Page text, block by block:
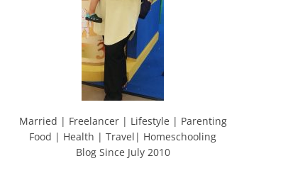
Married | Freelancer | Lifestyle | Parenting
Food | Health | Travel| Homeschooling
Blog Since July 2010